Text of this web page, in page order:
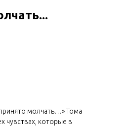
молчать…» Тома
чувствах, которые в